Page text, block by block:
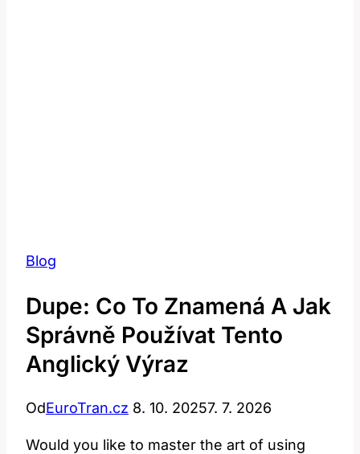
Blog
Dupe: Co To Znamená A Jak
Správně Používat Tento
Anglický Výraz
OdEuroTran.cz 8. 10. 20257. 7. 2026
Would you like to master the art of using